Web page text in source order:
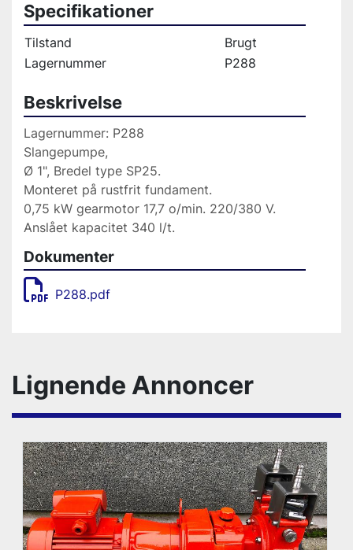
Specifikationer
Tilstand
Brugt
Lagernummer
P288
Beskrivelse
Lagernummer: P288
Slangepumpe,
Monteret på rustfrit fundament.
0,75 kW gearmotor 17,7 o/min. 220/380 V.
Dokumenter
P288.pdf
Lignende Annoncer